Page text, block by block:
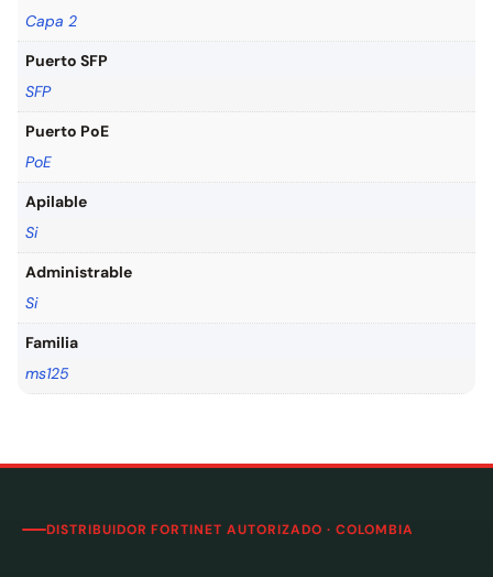
Capa 2
Puerto SFP
SFP
Puerto PoE
PoE
Apilable
Si
Administrable
Si
Familia
ms125
DISTRIBUIDOR FORTINET AUTORIZADO · COLOMBIA